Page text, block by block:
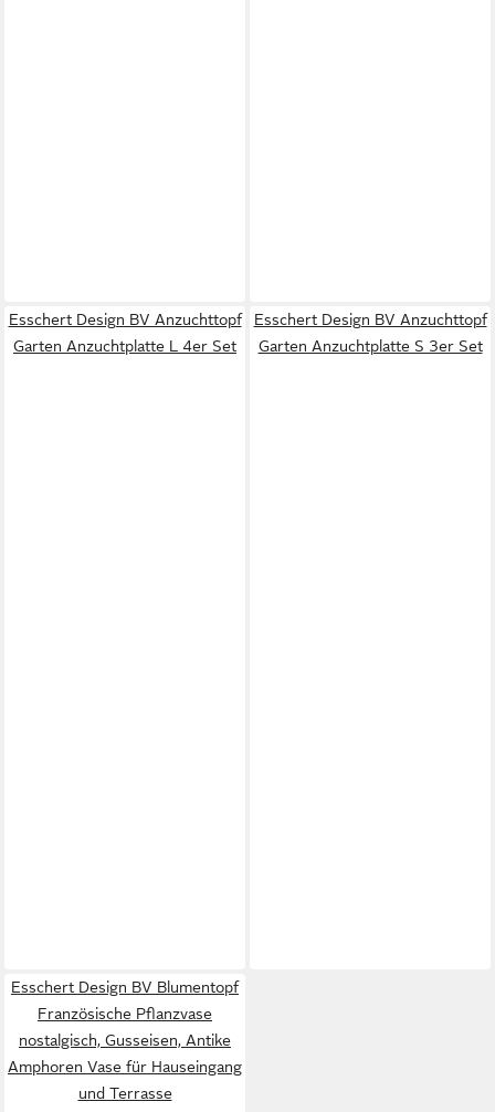
Esschert Design BV Anzuchttopf
Garten Anzuchtplatte L 4er Set
Esschert Design BV Anzuchttopf
Garten Anzuchtplatte S 3er Set
Esschert Design BV Blumentopf
Französische Pflanzvase
nostalgisch, Gusseisen, Antike
Amphoren Vase für Hauseingang
und Terrasse